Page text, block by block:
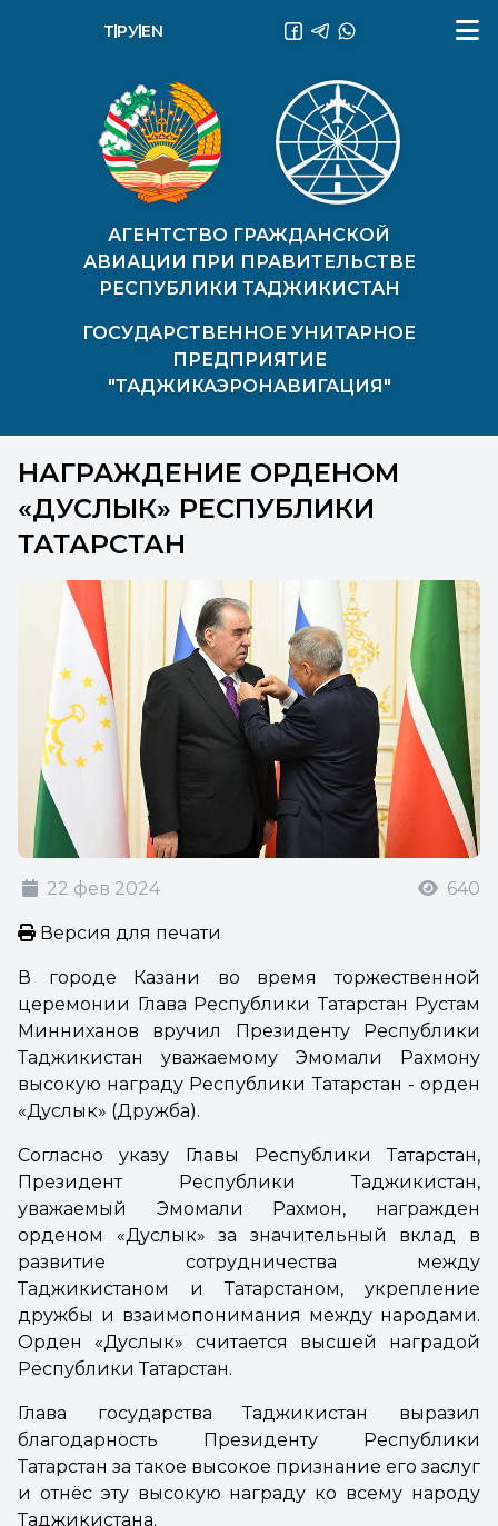
АГЕНТСТВО ГРАЖДАНСКОЙ
АВИАЦИИ ПРИ ПРАВИТЕЛЬСТВЕ
РЕСПУБЛИКИ ТАДЖИКИСТАН
ГОСУДАРСТВЕННОЕ УНИТАРНОЕ
ПРЕДПРИЯТИЕ
"ТАДЖИКАЭРОНАВИГАЦИЯ"
ТҶ РУEN
НАГРАЖДЕНИЕ ОРДЕНОМ
«ДУСЛЫК» РЕСПУБЛИКИ
ТАТАРСТАН
22 фев 2024 640
Версия для печати
В городе Казани во время торжественной
церемонии Глава Республики Татарстан Рустам
Минниханов вручил Президенту Республики
Таджикистан уважаемому Эмомали Рахмону
высокую награду Республики Татарстан - орден
«Дуслык» (Дружба).
Согласно указу Главы Республики Татарстан,
Президент Республики Таджикистан,
уважаемый Эмомали Рахмон, награжден
орденом «Дуслык» за значительный вклад в
развитие сотрудничества между
Таджикистаном и Татарстаном, укрепление
дружбы и взаимопонимания между народами.
Орден «Дуслык» считается высшей наградой
Республики Татарстан.
Глава государства Таджикистан выразил
благодарность Президенту Республики
Татарстан за такое высокое признание его заслуг
и отнёс эту высокую награду ко всему народу
Таджикистана.